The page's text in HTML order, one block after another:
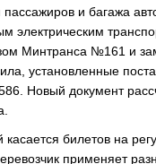
пассажиров и багажа
электрическим
Минтранса №161 и
установленные
Новый документ
билетов на
применяет